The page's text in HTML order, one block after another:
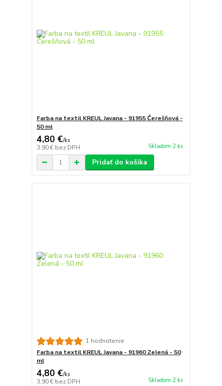
Farba na textil KREUL Javana - 91955 Čerešňová -
50 ml
4,80 €/ks
3,90 € bez DPH Skladom 2 ks
Pridať do košíka
1 hodnotenie
Farba na textil KREUL Javana - 91960 Zelená - 50
ml
4,80 €/ks
3,90 € bez DPH Skladom 2 ks